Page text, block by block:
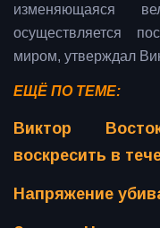
изменяющаяся
осуществляется
миром, утверждал
ЕЩЁ ПО ТЕМЕ:
Виктор
воскресить в
Напряжение